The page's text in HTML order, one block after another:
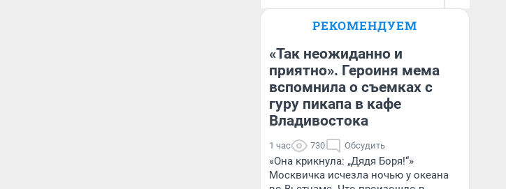
Екатерина Торопова
недвижимости
РЕКОМЕНДУЕМ
«Так неожиданно и
приятно». Героиня мема
вспомнила о съемках с
гуру пикапа в кафе
Владивостока
1 час 730 Обсудить
«Она крикнула: „Дядя Боря!“»
Москвичка исчезла ночью у океана